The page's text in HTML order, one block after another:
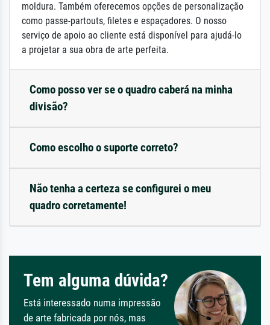
moldura. Também oferecemos opções de personalização
como passe-partouts, filetes e espaçadores. O nosso
serviço de apoio ao cliente está disponível para ajudá-lo
a projetar a sua obra de arte perfeita.
Como posso ver se o quadro caberá na minha
divisão?
Como escolho o suporte correto?
Não tenha a certeza se configurei o meu
quadro corretamente!
Tem alguma dúvida?
Está interessado numa impressão
de arte fabricada por nós, mas